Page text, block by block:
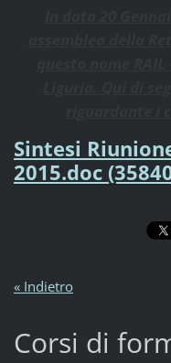
Sintesi
2015.doc
« Indietro
Corsi di